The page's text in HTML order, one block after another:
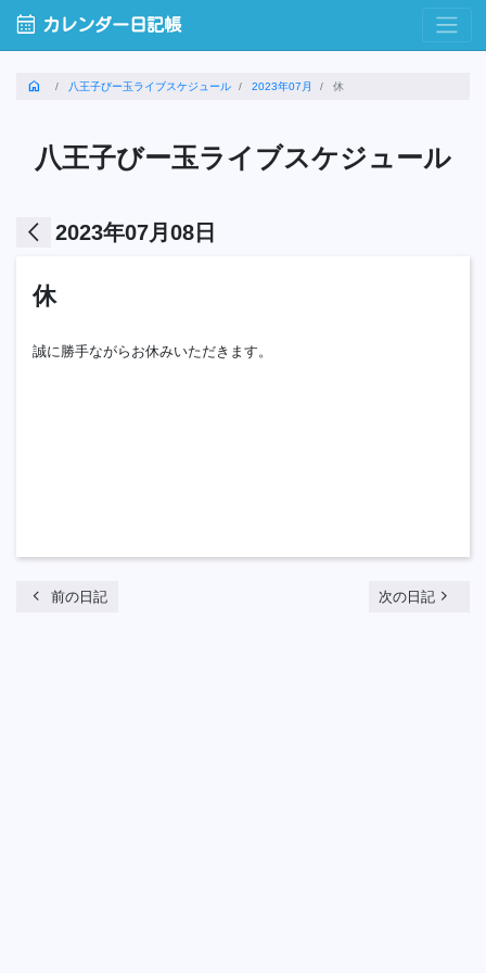
calendar_month カレンダー日記帳
home 八王子びー玉ライブスケジュール 2023年07月 休
八王子びー玉ライブスケジュール
arrow_back_ios 2023年07月08日
休
誠に勝手ながらお休みいただきます。
chevron_left 前の日記 次の日記 navigate_next